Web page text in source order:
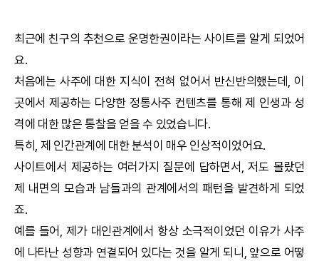
최근에 친구의 추천으로 운명한권이라는 사이트를 알게 되었어
요.
처음에는 사주에 대한 지식이 전혀 없어서 반신반의했는데, 이
곳에서 제공하는 다양한정통사주 컨텐츠를 통해 제 인생과 성
격에 대한 많은 통찰을 얻을 수 있었습니다.
특히, 제 인간관계에 대한 분석이 매우 인상적이었어요.
사이트에서 제공하는 여러가지 질문에 답하면서, 저도 몰랐던
제 내면의 모습과 남들과의 관계에서의 패턴을 발견하게 되었
죠.
예를 들어, 제가 대인관계에서 항상 소극적이었던 이유가 사주
에 나타난 성향과 연결되어 있다는 것을 알게 되니, 앞으로 어떻